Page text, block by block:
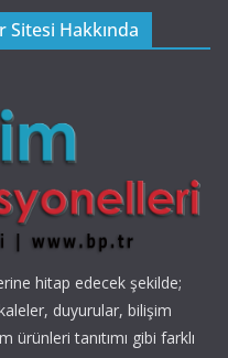
Hakkında
hitap edecek şekilde;
duyurular, bilişim
ürünleri tanıtımı gibi farklı